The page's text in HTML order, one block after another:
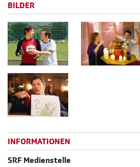
BILDER
INFORMATIONEN
SRF Medienstelle